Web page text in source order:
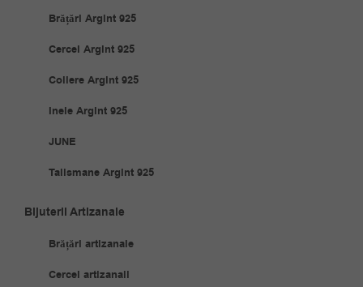
Brățări Argint 925
Cercei Argint 925
Coliere Argint 925
Inele Argint 925
JUNE
Talismane Argint 925
Bijuterii Artizanale
Brățări artizanale
Cercei artizanali